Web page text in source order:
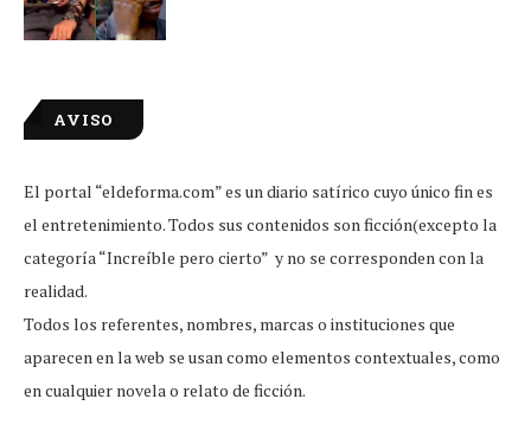
AVISO
El portal “eldeforma.com” es un diario satírico cuyo único fin es
el entretenimiento. Todos sus contenidos son ficción(excepto la
categoría “Increíble pero cierto” y no se corresponden con la
realidad.
Todos los referentes, nombres, marcas o instituciones que
aparecen en la web se usan como elementos contextuales, como
en cualquier novela o relato de ficción.